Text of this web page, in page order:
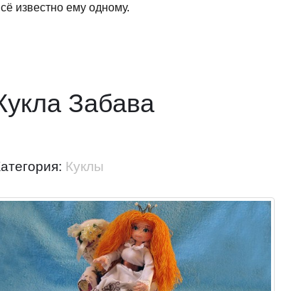
известно ему одному.
Забава
Куклы